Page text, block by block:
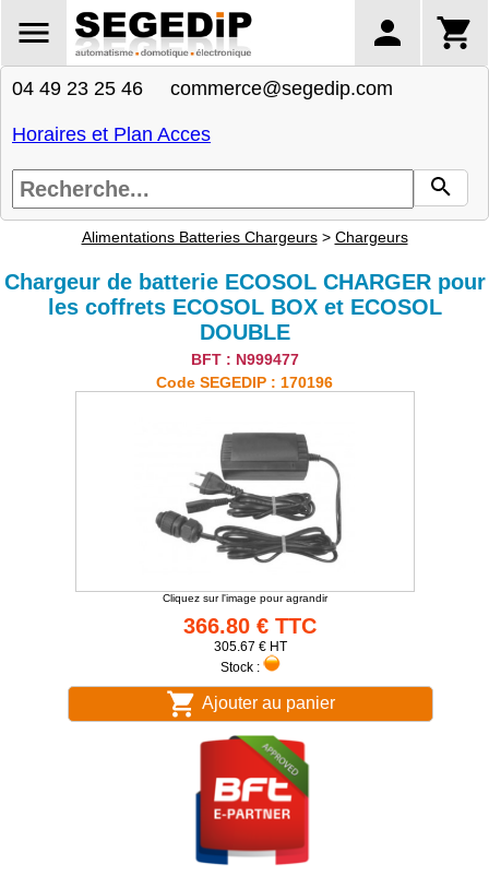
04 49 23 25 46 commerce@segedip.com
Horaires et Plan Acces
Alimentations Batteries Chargeurs> Chargeurs
Chargeur de batterie ECOSOL CHARGER pour
les coffrets ECOSOL BOX et ECOSOL
DOUBLE
BFT : N999477
Code SEGEDIP : 170196
Cliquez sur l'image pour agrandir
366.80 € TTC
305.67 € HT
Stock :
Ajouter au panier